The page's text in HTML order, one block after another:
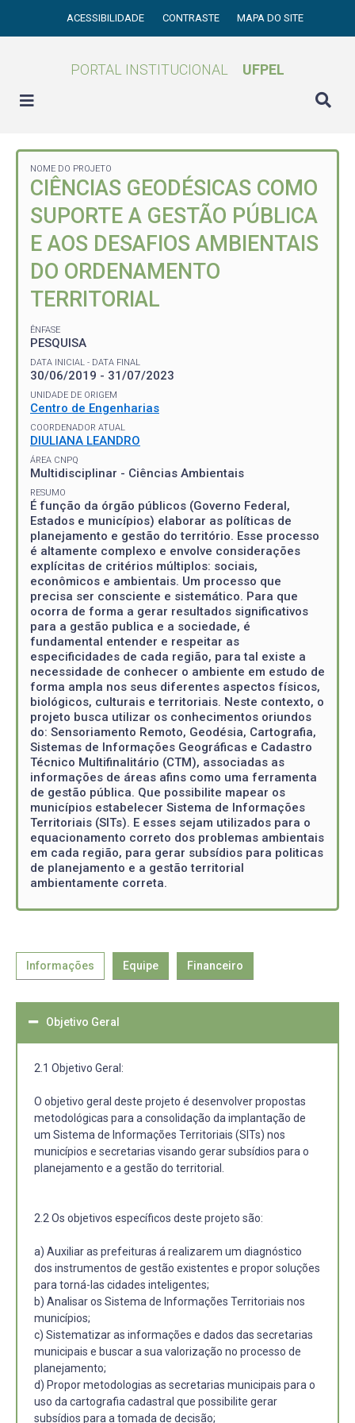
ACESSIBILIDADE CONTRASTE MAPA DO SITE
PORTAL INSTITUCIONAL UFPEL
NOME DO PROJETO
CIÊNCIAS GEODÉSICAS COMO
SUPORTE A GESTÃO PÚBLICA
E AOS DESAFIOS AMBIENTAIS
DO ORDENAMENTO
TERRITORIAL
ÊNFASE
PESQUISA
DATA INICIAL - DATA FINAL
30/06/2019 - 31/07/2023
UNIDADE DE ORIGEM
Centro de Engenharias
COORDENADOR ATUAL
DIULIANA LEANDRO
ÁREA CNPQ
Multidisciplinar - Ciências Ambientais
RESUMO
É função da órgão públicos (Governo Federal,
Estados e municípios) elaborar as políticas de
planejamento e gestão do território. Esse processo
é altamente complexo e envolve considerações
explícitas de critérios múltiplos: sociais,
econômicos e ambientais. Um processo que
precisa ser consciente e sistemático. Para que
ocorra de forma a gerar resultados significativos
para a gestão publica e a sociedade, é
fundamental entender e respeitar as
especificidades de cada região, para tal existe a
necessidade de conhecer o ambiente em estudo de
forma ampla nos seus diferentes aspectos físicos,
biológicos, culturais e territoriais. Neste contexto, o
projeto busca utilizar os conhecimentos oriundos
do: Sensoriamento Remoto, Geodésia, Cartografia,
Sistemas de Informações Geográficas e Cadastro
Técnico Multifinalitário (CTM), associadas as
informações de áreas afins como uma ferramenta
de gestão pública. Que possibilite mapear os
municípios estabelecer Sistema de Informações
Territoriais (SITs). E esses sejam utilizados para o
equacionamento correto dos problemas ambientais
em cada região, para gerar subsídios para politicas
de planejamento e a gestão territorial
ambientamente correta.
Informações Equipe Financeiro
Objetivo Geral
2.1 Objetivo Geral:
O objetivo geral deste projeto é desenvolver propostas
metodológicas para a consolidação da implantação de
um Sistema de Informações Territoriais (SITs) nos
municípios e secretarias visando gerar subsídios para o
planejamento e a gestão do territorial.
2.2 Os objetivos específicos deste projeto são:
a) Auxiliar as prefeituras á realizarem um diagnóstico
dos instrumentos de gestão existentes e propor soluções
para torná-las cidades inteligentes;
b) Analisar os Sistema de Informações Territoriais nos
municípios;
c) Sistematizar as informações e dados das secretarias
municipais e buscar a sua valorização no processo de
planejamento;
d) Propor metodologias as secretarias municipais para o
uso da cartografia cadastral que possibilite gerar
subsídios para a tomada de decisão;